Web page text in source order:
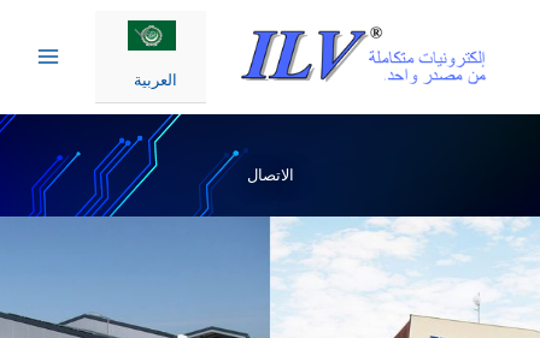
العربية
الاتصال